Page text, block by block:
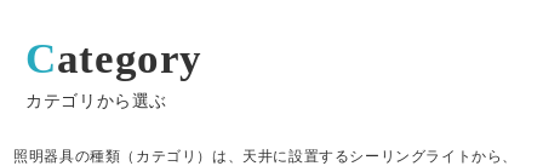
Category
カテゴリから選ぶ
照明器具の種類（カテゴリ）は、天井に設置するシーリングライトから、